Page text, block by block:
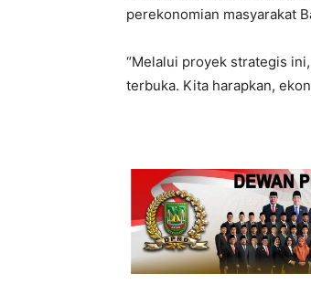
perekonomian masyarakat
“Melalui proyek strategis
terbuka. Kita harapkan,